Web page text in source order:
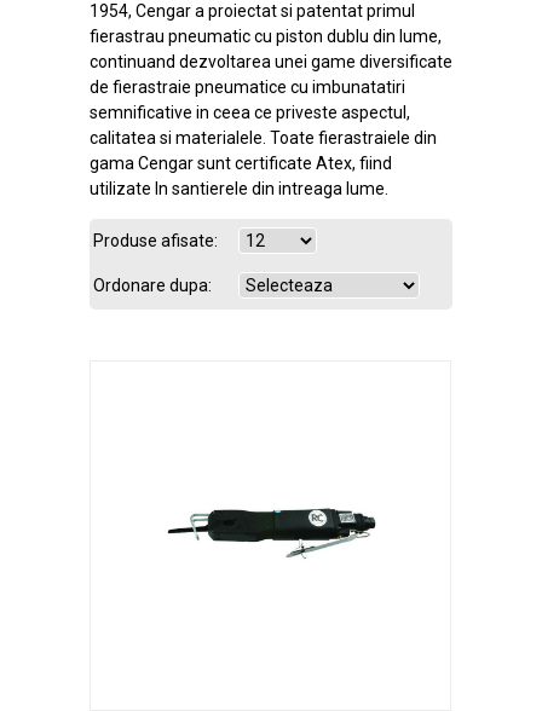
1954, Cengar a proiectat si patentat primul
fierastrau pneumatic cu piston dublu din lume,
continuand dezvoltarea unei game diversificate
de fierastraie pneumatice cu imbunatatiri
semnificative in ceea ce priveste aspectul,
calitatea si materialele. Toate fierastraiele din
gama Cengar sunt certificate Atex, fiind
utilizate In santierele din intreaga lume.
Produse afisate:
Ordonare dupa: